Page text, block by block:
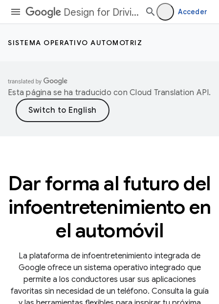
Design for Driving Acceder
SISTEMA OPERATIVO AUTOMOTRIZ
Esta página se ha traducido con Cloud Translation API.
Dar forma al futuro del
infoentretenimiento en
el automóvil
La plataforma de infoentretenimiento integrada de
Google ofrece un sistema operativo integrado que
permite a los conductores usar sus aplicaciones
favoritas sin necesidad de un teléfono. Consulta la guía